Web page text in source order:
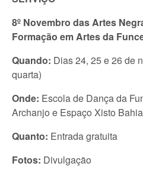
8º Novembro das Artes
Formação em Artes da
Quando: Dias 24, 25 e 26 de
quarta)
Onde: Escola de Dança da
Archanjo e Espaço Xisto Bahia
Quanto: Entrada gratuita
Fotos: Divulgação